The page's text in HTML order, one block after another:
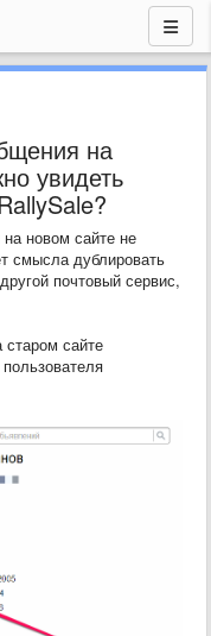
на
увидеть
новом сайте не
смысла дублировать
почтовый сервис,
сайте